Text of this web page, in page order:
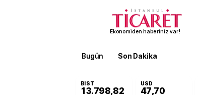
Ekonomiden haberiniz var!
Bugün Son Dakika
BIST
13.798,82
USD
47,70